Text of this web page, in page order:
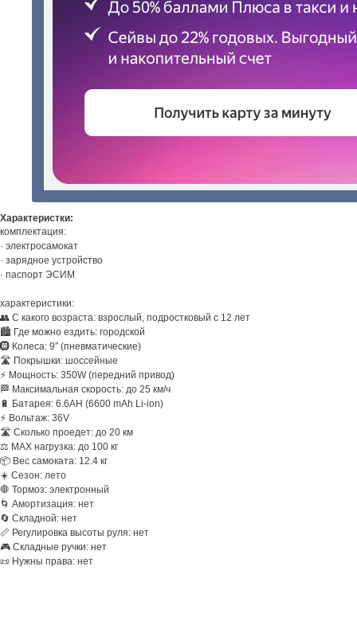
Характеристки:
комплектация:
· электросамокат
· зарядное устройство
· паспорт ЭСИМ
характеристики:
👥 С какого возраста: взрослый, подростковый с 12 лет
🏙️ Где можно ездить: городской
🛞 Колеса: 9″ (пневматические)
🛣️ Покрышки: шоссейные
⚡ Мощность: 350W (передний привод)
🏁 Максимальная скорость: до 25 км/ч
🔋 Батарея: 6.6AH (6600 mAh Li-ion)
⚡ Вольтаж: 36V
🛣️ Сколько проедет: до 20 км
⚖️ MAX нагрузка: до 100 кг
📦 Вес самоката: 12.4 кг
☀️ Сезон: лето
🛑 Тормоз: электронный
🌀 Амортизация: нет
🔄 Складной: нет
📏 Регулировка высоты руля: нет
🎮 Складные ручки: нет
📜 Нужны права: нет